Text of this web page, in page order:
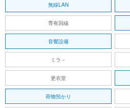
無線LAN
専有回線
音響設備
ミラ－
更衣室
荷物預かり